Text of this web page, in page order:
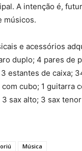
A intenção é,
músicos.
e acessórios
duplo; 4 pares de
estantes de caixa;
cubo; 1 guitarra
sax alto; 3 sax
Música